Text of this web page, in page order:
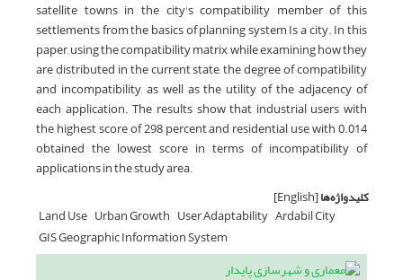
satellite towns in the city's compatibility member of this
settlements from the basics of planning system Is a city. In this
paper, using the compatibility matrix, while examining how they
are distributed in the current state, the degree of compatibility
and incompatibility, as well as the utility of the adjacency of
each application. The results show that industrial users with
the highest score of 298 percent and residential use with 0.014
obtained the lowest score in terms of incompatibility of
applications in the study area.
کلیدواژه‌ها[English]
Land Use Urban Growth User Adaptability Ardabil City
GIS Geographic Information System